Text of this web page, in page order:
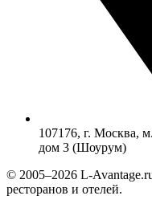
107176, г. Москва,
дом 3 (Шоурум)
© 2005–2026 L-
ресторанов и отелей.